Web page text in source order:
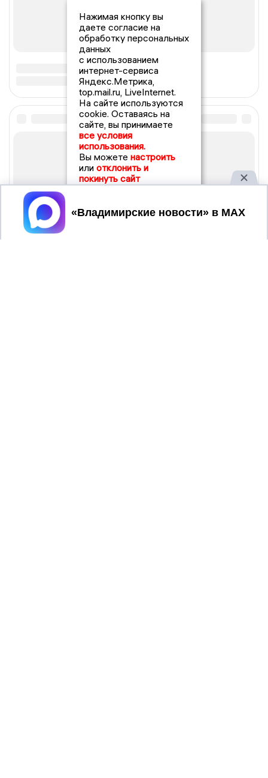
Нажимая кнопку вы
даете согласие на
обработку персональных
данных
с использованием
интернет-сервиса
Яндекс.Метрика,
top.mail.ru, LiveInternet.
На сайте используются
cookie. Оставаясь на
сайте, вы принимаете
все условия
использования.
Вы можете настроить
или отклонить и
покинуть сайт
Принять